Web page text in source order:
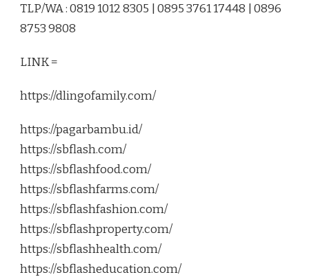
TLP/WA : 0819 1012 8305 | 0895 3761 17448 | 0896
8753 9808
LINK =
https://dlingofamily.com/
https://pagarbambu.id/
https://sbflash.com/
https://sbflashfood.com/
https://sbflashfarms.com/
https://sbflashfashion.com/
https://sbflashproperty.com/
https://sbflashhealth.com/
https://sbflasheducation.com/